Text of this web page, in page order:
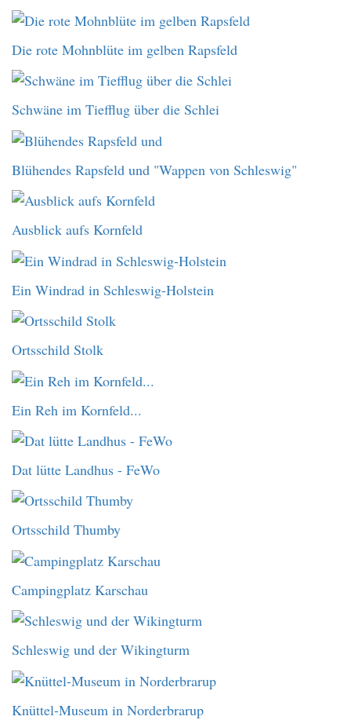
Die rote Mohnblüte im gelben Rapsfeld
Schwäne im Tiefflug über die Schlei
Blühendes Rapsfeld und "Wappen von Schleswig"
Ausblick aufs Kornfeld
Ein Windrad in Schleswig-Holstein
Ortsschild Stolk
Ein Reh im Kornfeld...
Dat lütte Landhus - FeWo
Ortsschild Thumby
Campingplatz Karschau
Schleswig und der Wikingturm
Knüttel-Museum in Norderbrarup